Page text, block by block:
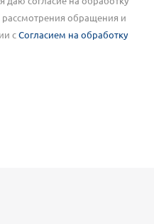
обращения и
сСогласием на обработку